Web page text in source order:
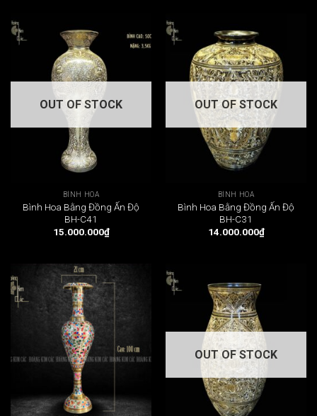
OUT OF STOCK
BÌNH HOA
Bình Hoa Bằng Đồng Ấn Độ
BH-C41
15.000.000₫
OUT OF STOCK
BÌNH HOA
Bình Hoa Bằng Đồng Ấn Độ
BH-C31
14.000.000₫
OUT OF STOCK